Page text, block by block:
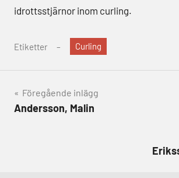
idrottsstjärnor inom curling.
Etiketter Curling
Inläggsnavigering
Föregående inlägg
Andersson, Malin